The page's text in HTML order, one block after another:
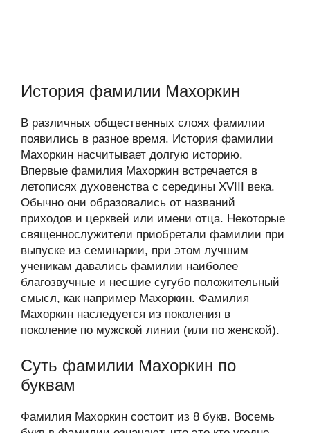
История фамилии Махоркин
В различных общественных слоях фамилии
появились в разное время. История фамилии
Махоркин насчитывает долгую историю.
Впервые фамилия Махоркин встречается в
летописях духовенства с середины XVIII века.
Обычно они образовались от названий
приходов и церквей или имени отца. Некоторые
священнослужители приобретали фамилии при
выпуске из семинарии, при этом лучшим
ученикам давались фамилии наиболее
благозвучные и несшие сугубо положительный
смысл, как например Махоркин. Фамилия
Махоркин наследуется из поколения в
поколение по мужской линии (или по женской).
Суть фамилии Махоркин по
буквам
Фамилия Махоркин состоит из 8 букв. Восемь